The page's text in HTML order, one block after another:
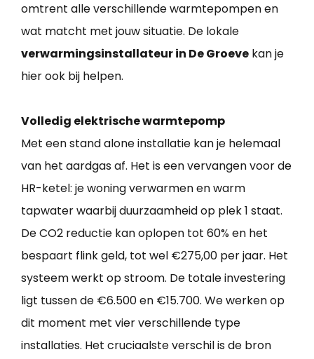
omtrent alle verschillende warmtepompen en
wat matcht met jouw situatie. De lokale
verwarmingsinstallateur in De Groeve kan je
hier ook bij helpen.
Volledig elektrische warmtepomp
Met een stand alone installatie kan je helemaal
van het aardgas af. Het is een vervangen voor de
HR-ketel: je woning verwarmen en warm
tapwater waarbij duurzaamheid op plek 1 staat.
De CO2 reductie kan oplopen tot 60% en het
bespaart flink geld, tot wel €275,00 per jaar. Het
systeem werkt op stroom. De totale investering
ligt tussen de €6.500 en €15.700. We werken op
dit moment met vier verschillende type
installaties. Het cruciaalste verschil is de bron